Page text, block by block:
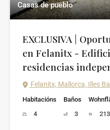
Casas de pueblo
EXCLUSIVA |
en Felanitx -
residencias
Felanitx, Mallorca, Illes
Habitacións
4
Baños
3
213